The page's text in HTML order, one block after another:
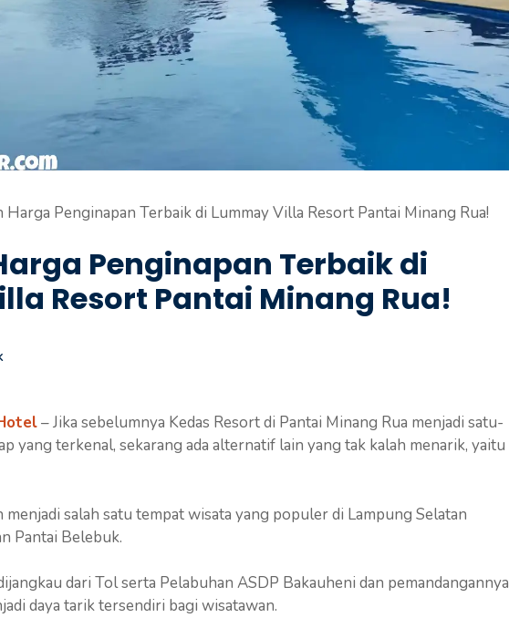
Harga Penginapan Terbaik di Lummay Villa Resort Pantai Minang Rua!
Penginapan Terbaik di
Resort Pantai Minang Rua!
– Jika sebelumnya Kedas Resort di Pantai Minang Rua menjadi satu-
yang terkenal, sekarang ada alternatif lain yang tak kalah menarik, yaitu
menjadi salah satu tempat wisata yang populer di Lampung Selatan
Pantai Belebuk.
dari Tol serta Pelabuhan ASDP Bakauheni dan pemandangannya
daya tarik tersendiri bagi wisatawan.